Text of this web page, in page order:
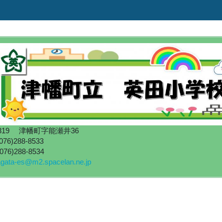
津幡町字能瀬井36
288-8533
288-8534
es@m2.spacelan.ne.jp